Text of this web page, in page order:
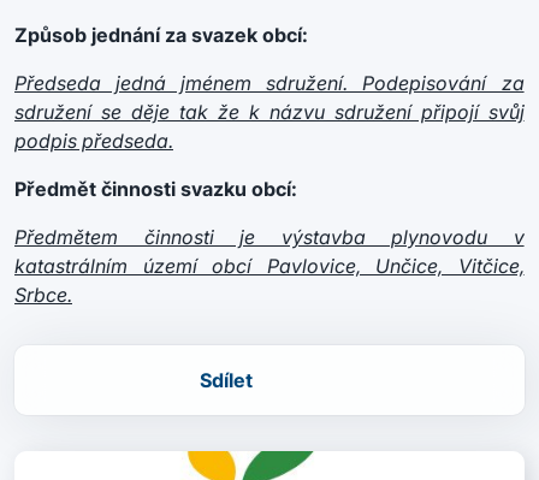
Způsob jednání za svazek obcí:
Předseda jedná jménem sdružení. Podepisování za
sdružení se děje tak že k názvu sdružení připojí svůj
podpis předseda.
Předmět činnosti svazku obcí:
Předmětem činnosti je výstavba plynovodu v
katastrálním území obcí Pavlovice, Unčice, Vitčice,
Srbce.
Sdílet